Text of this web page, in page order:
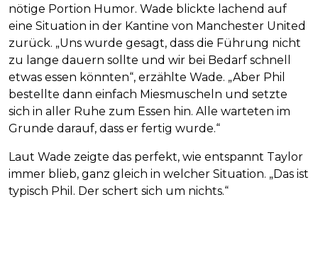
nötige Portion Humor. Wade blickte lachend auf
eine Situation in der Kantine von Manchester United
zurück. „Uns wurde gesagt, dass die Führung nicht
zu lange dauern sollte und wir bei Bedarf schnell
etwas essen könnten“, erzählte Wade. „Aber Phil
bestellte dann einfach Miesmuscheln und setzte
sich in aller Ruhe zum Essen hin. Alle warteten im
Grunde darauf, dass er fertig wurde.“
Laut Wade zeigte das perfekt, wie entspannt Taylor
immer blieb, ganz gleich in welcher Situation. „Das ist
typisch Phil. Der schert sich um nichts.“